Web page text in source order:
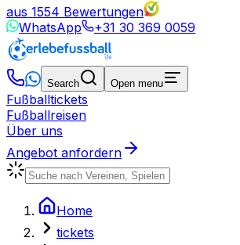
aus 1554 Bewertungen
WhatsApp
+31 30 369 0059
Search Open menu
Fußballtickets
Fußballreisen
Über uns
Angebot anfordern
Home
tickets